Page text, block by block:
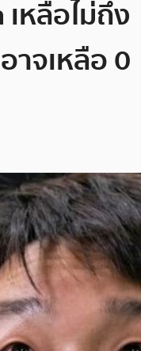
หลือไม่ถึง
าจเหลือ 0